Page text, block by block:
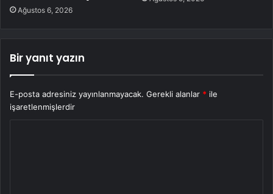
Ağustos 6, 2026
Bir yanıt yazın
E-posta adresiniz yayınlanmayacak. Gerekli alanlar * ile
işaretlenmişlerdir